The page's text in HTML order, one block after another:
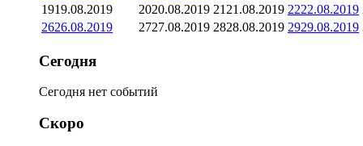
1919.08.2019 2020.08.2019 21 21.08.2019 2222.08.2019
2626.08.2019 2727.08.2019 2828.08.2019 2929.08.2019
Сегодня
Сегодня нет событий
Скоро